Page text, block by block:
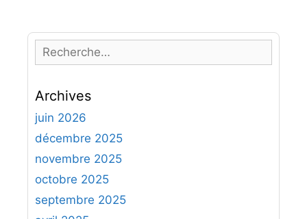
e
h
e
r
h
e
r
Archives
juin 2026
décembre 2025
novembre 2025
octobre 2025
septembre 2025